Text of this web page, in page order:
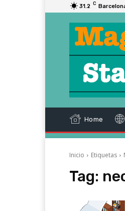
31.2 C
Home
Inicio Etiquetas
Tag: